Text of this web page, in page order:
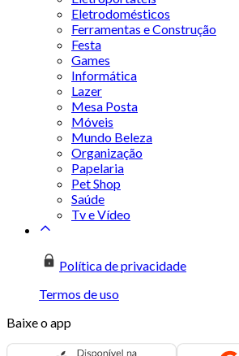
Eletrodomésticos
Ferramentas e Construção
Festa
Games
Informática
Lazer
Mesa Posta
Móveis
Mundo Beleza
Organização
Papelaria
Pet Shop
Saúde
Tv e Vídeo
Política de privacidade
Termos de uso
Baixe o app